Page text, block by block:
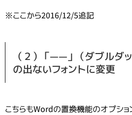
※ここから2016/12/5追記
（２）「――」（ダブルダ
の出ないフォントに変更
こちらもWordの置換機能のオプショ